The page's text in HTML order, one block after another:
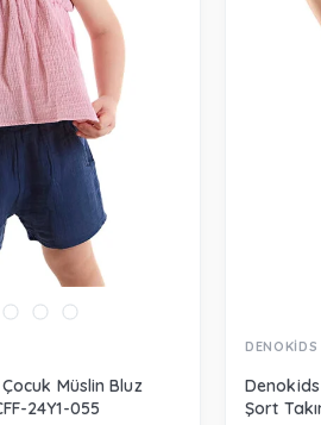
Müslin Bluz
24Y1-055
DENOKİDS
Şort